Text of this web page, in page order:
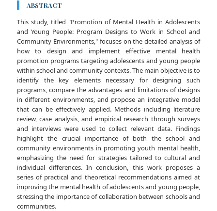
ABSTRACT
This study, titled "Promotion of Mental Health in Adolescents
and Young People: Program Designs to Work in School and
Community Environments," focuses on the detailed analysis of
how to design and implement effective mental health
promotion programs targeting adolescents and young people
within school and community contexts. The main objective is to
identify the key elements necessary for designing such
programs, compare the advantages and limitations of designs
in different environments, and propose an integrative model
that can be effectively applied. Methods including literature
review, case analysis, and empirical research through surveys
and interviews were used to collect relevant data. Findings
highlight the crucial importance of both the school and
community environments in promoting youth mental health,
emphasizing the need for strategies tailored to cultural and
individual differences. In conclusion, this work proposes a
series of practical and theoretical recommendations aimed at
improving the mental health of adolescents and young people,
stressing the importance of collaboration between schools and
communities.